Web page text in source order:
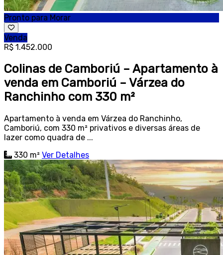
Pronto para Morar
Venda
R$ 1.452.000
Colinas de Camboriú – Apartamento à
venda em Camboriú – Várzea do
Ranchinho com 330 m²
Apartamento à venda em Várzea do Ranchinho,
Camboriú, com 330 m² privativos e diversas áreas de
lazer como quadra de ...
330 m² Ver Detalhes